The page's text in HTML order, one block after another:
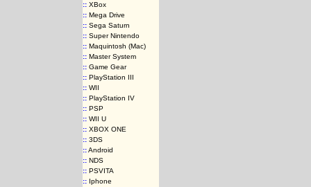
::XBox
::Mega Drive
::Sega Saturn
::Super Nintendo
::Maquintosh (Mac)
::Master System
::Game Gear
::PlayStation III
::WII
::PlayStation IV
::PSP
::WII U
::XBOX ONE
::3DS
::Android
::NDS
::PSVITA
::Iphone